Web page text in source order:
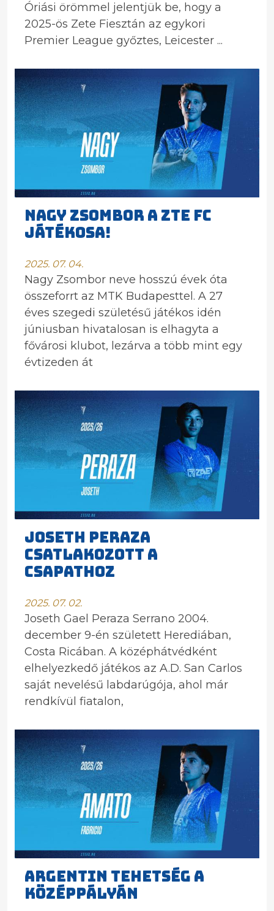
Óriási örömmel jelentjük be, hogy a
2025-ös Zete Fiesztán az egykori
Premier League győztes, Leicester ...
NAGY ZSOMBOR A ZTE FC
JÁTÉKOSA!
2025. 07. 04.
Nagy Zsombor neve hosszú évek óta
összeforrt az MTK Budapesttel. A 27
éves szegedi születésű játékos idén
júniusban hivatalosan is elhagyta a
fővárosi klubot, lezárva a több mint egy
évtizeden át
JOSETH PERAZA
CSATLAKOZOTT A
CSAPATHOZ
2025. 07. 02.
Joseth Gael Peraza Serrano 2004.
december 9-én született Herediában,
Costa Ricában. A középhátvédként
elhelyezkedő játékos az A.D. San Carlos
saját nevelésű labdarúgója, ahol már
rendkívül fiatalon,
ARGENTIN TEHETSÉG A
KÖZÉPPÁLYÁN